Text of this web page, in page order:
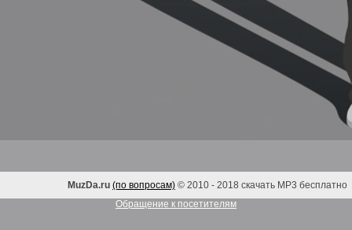
MuzDa.ru (по вопросам) © 2010 - 2018 скачать MP3 бесплатно
Обращение к посетителям